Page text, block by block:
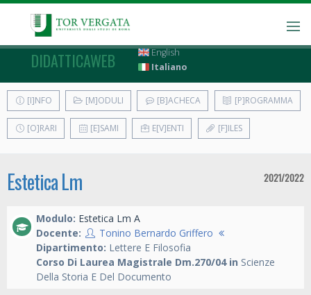
DIDATTICAWEB
English
Italiano
[I]NFO [M]ODULI [B]ACHECA [P]ROGRAMMA
[O]RARI [E]SAMI E[V]ENTI [F]ILES
Estetica Lm 2021/2022
Modulo: Estetica Lm A
Docente:
Tonino Bernardo Griffero
Dipartimento: Lettere E Filosofia
Corso Di Laurea Magistrale Dm.270/04 in Scienze
Della Storia E Del Documento